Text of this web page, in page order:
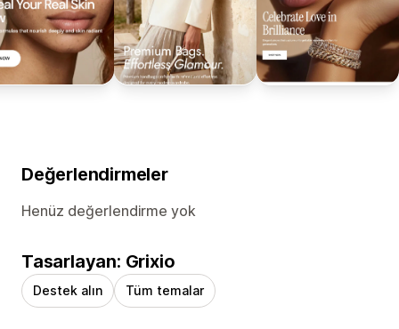
Değerlendirmeler
Henüz değerlendirme yok
Tasarlayan: Grixio
Destek alın Tüm temalar